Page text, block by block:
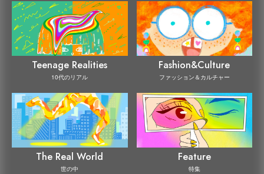
Teenage Realities
10代のリアル
Fashion&Culture
ファッション＆カルチャー
The Real World
世の中
Feature
特集